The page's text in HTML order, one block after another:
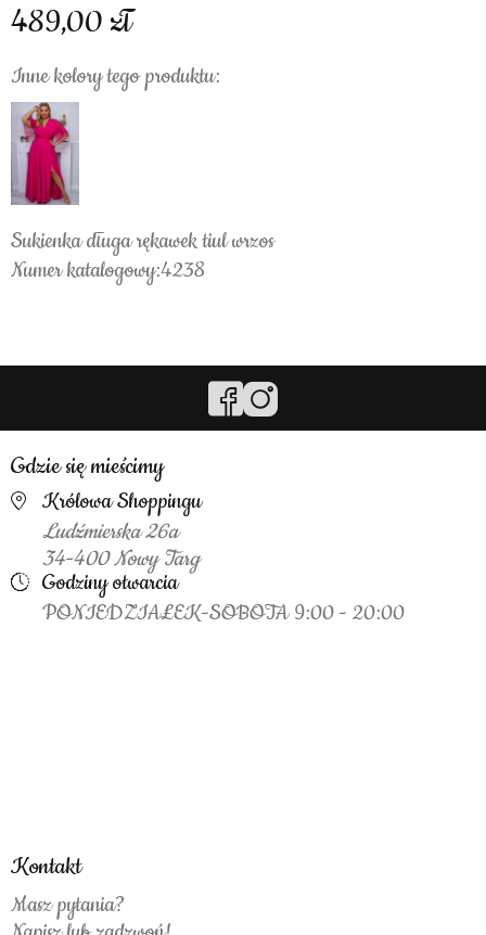
489,00
Inne kolory tego produktu:
Sukienka długa rękawek tiul wrzos
Numer katalogowy:4238
Gdzie się mieścimy
Królowa Shoppingu
Ludźmierska 26a
34-400 Nowy Targ
Godziny otwarcia
PONIEDZIAŁEK-SOBOTA 9:00 - 20:00
Kontakt
Masz pytania?